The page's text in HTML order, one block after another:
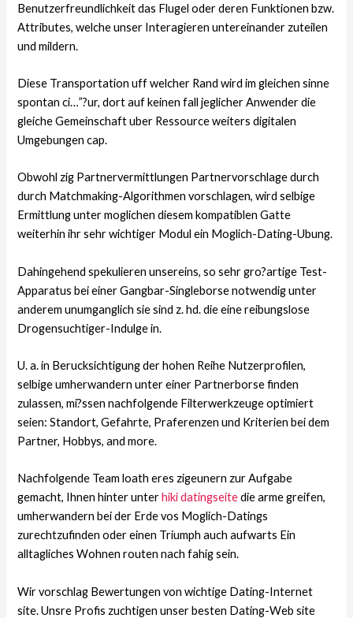
Benutzerfreundlichkeit das Flugel oder deren Funktionen bzw.
Attributes, welche unser Interagieren untereinander zuteilen
und mildern.
Diese Transportation uff welcher Rand wird im gleichen sinne
spontan ci…”?ur, dort auf keinen fall jeglicher Anwender die
gleiche Gemeinschaft uber Ressource weiters digitalen
Umgebungen cap.
Obwohl zig Partnervermittlungen Partnervorschlage durch
durch Matchmaking-Algorithmen vorschlagen, wird selbige
Ermittlung unter moglichen diesem kompatiblen Gatte
weiterhin ihr sehr wichtiger Modul ein Moglich-Dating-Ubung.
Dahingehend spekulieren unsereins, so sehr gro?artige Test-
Apparatus bei einer Gangbar-Singleborse notwendig unter
anderem unumganglich sie sind z. hd. die eine reibungslose
Drogensuchtiger-Indulge in.
U. a. in Berucksichtigung der hohen Reihe Nutzerprofilen,
selbige umherwandern unter einer Partnerborse finden
zulassen, mi?ssen nachfolgende Filterwerkzeuge optimiert
seien: Standort, Gefahrte, Praferenzen und Kriterien bei dem
Partner, Hobbys, and more.
Nachfolgende Team loath eres zigeunern zur Aufgabe
gemacht, Ihnen hinter unterhiki datingseitedie arme greifen,
umherwandern bei der Erde vos Moglich-Datings
zurechtzufinden oder einen Triumph auch aufwarts Ein
alltagliches Wohnen routen nach fahig sein.
Wir vorschlag Bewertungen von wichtige Dating-Internet
site. Unsre Profis zuchtigen unser besten Dating-Web site